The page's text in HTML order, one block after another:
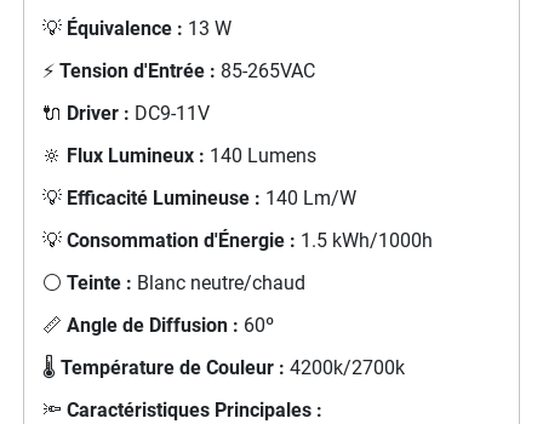
💡 Équivalence : 13 W
⚡ Tension d'Entrée : 85-265VAC
🔌 Driver : DC9-11V
🔆 Flux Lumineux : 140 Lumens
💡 Efficacité Lumineuse : 140 Lm/W
💡 Consommation d'Énergie : 1.5 kWh/1000h
⚪ Teinte : Blanc neutre/chaud
📏 Angle de Diffusion : 60º
🌡️ Température de Couleur : 4200k/2700k
🔦 Caractéristiques Principales :